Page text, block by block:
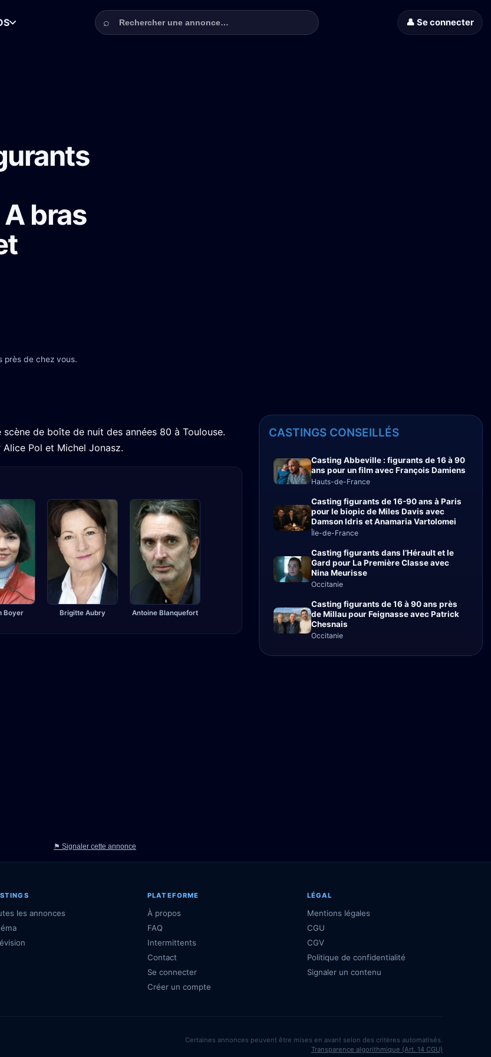
Rechercher une annonce
⌕ 👤 Se connecter
bras
près de chez vous.
de boîte de nuit des années 80 à Toulouse.
Pol et Michel Jonasz.
Boyer Brigitte Aubry Antoine Blanquefort
CASTINGS CONSEILLÉS
Casting Abbeville : figurants de 16 à 90
ans pour un film avec François Damiens
Hauts-de-France
Casting figurants de 16-90 ans à Paris
pour le biopic de Miles Davis avec
Damson Idris et Anamaria Vartolomei
Île-de-France
Casting figurants dans l’Hérault et le
Gard pour La Première Classe avec
Nina Meurisse
Occitanie
Casting figurants de 16 à 90 ans près
de Millau pour Feignasse avec Patrick
Chesnais
Occitanie
⚑ Signaler cette annonce
les annonces
PLATEFORME
À propos
FAQ
Intermittents
Contact
Se connecter
Créer un compte
LÉGAL
Mentions légales
CGU
CGV
Politique de confidentialité
Signaler un contenu
Certaines annonces peuvent être mises en avant selon des critères automatisés.
Transparence algorithmique (Art. 14 CGU)